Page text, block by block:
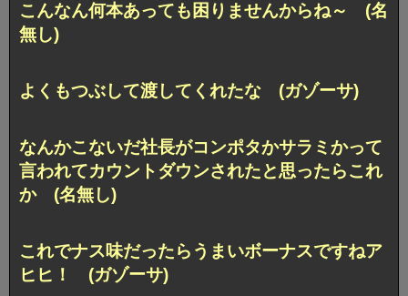
こんなん何本あっても困りませんからね～ (名
無し)
よくもつぶして渡してくれたな (ガゾーサ)
なんかこないだ社長がコンポタかサラミかって
言われてカウントダウンされたと思ったらこれ
か (名無し)
これでナス味だったらうまいボーナスですねア
ヒヒ！ (ガゾーサ)